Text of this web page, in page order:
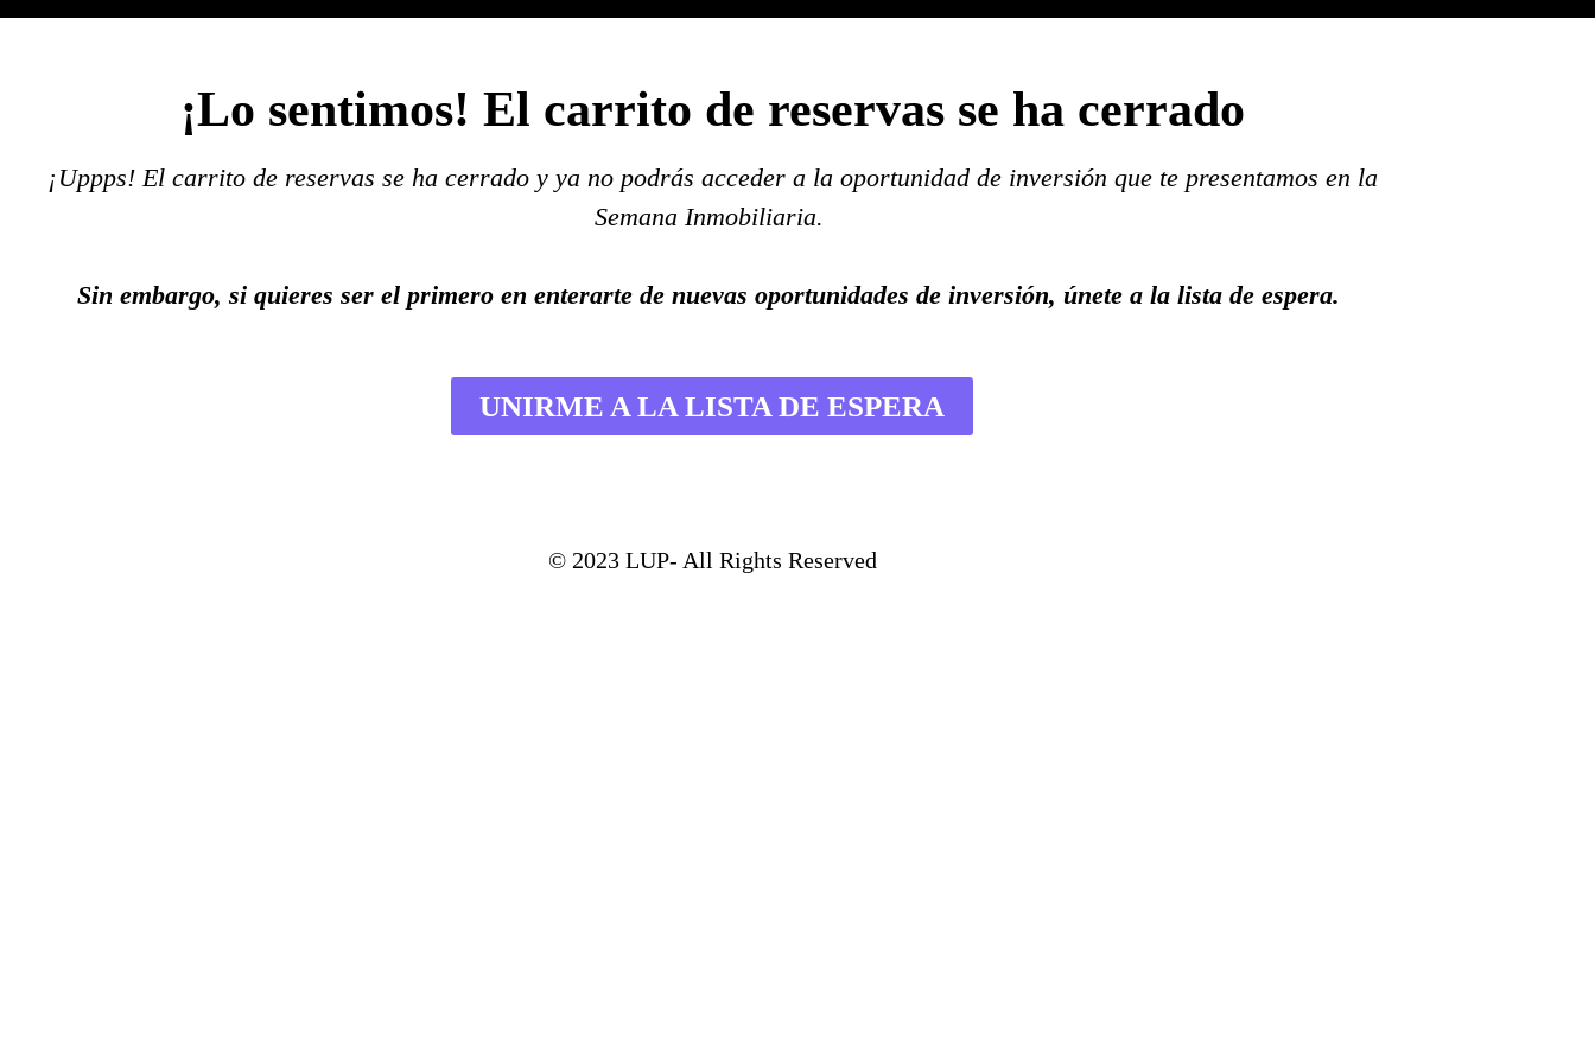
¡Lo sentimos! El carrito de reservas se ha cerrado
¡Uppps! El carrito de reservas se ha cerrado y ya no podrás acceder a la oportunidad de inversión que te presentamos en la
Semana Inmobiliaria.
Sin embargo, si quieres ser el primero en enterarte de nuevas oportunidades de inversión, únete a la lista de espera.
UNIRME A LA LISTA DE ESPERA
© 2023 LUP- All Rights Reserved